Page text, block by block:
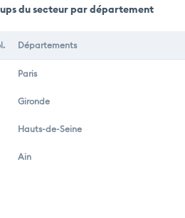
du secteur par département
Départements
Paris
Gironde
Hauts-de-Seine
Ain